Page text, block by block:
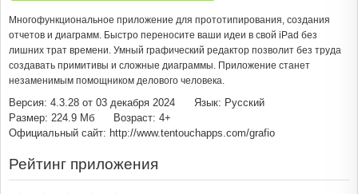
Многофункциональное приложение для прототипирования, создания
отчетов и диаграмм. Быстро переносите ваши идеи в свой iPad без
лишних трат времени. Умный графический редактор позволит без труда
создавать примитивы и сложные диаграммы. Приложение станет
незаменимым помощником делового человека.
Версия: 4.3.28 от 03 декабря 2024
Язык: Русский
Размер: 224.9 Мб
Возраст: 4+
Официальный сайт: http://www.tentouchapps.com/grafio
Рейтинг приложения